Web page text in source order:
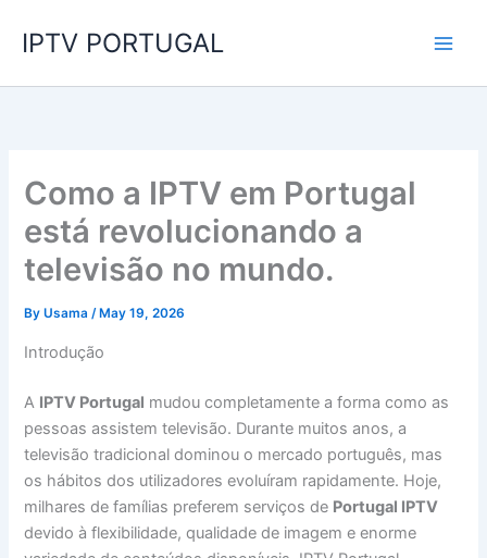
IPTV PORTUGAL
Como a IPTV em Portugal
está revolucionando a
televisão no mundo.
ByUsama/ May 19, 2026
Introdução
A IPTV Portugal mudou completamente a forma como as
pessoas assistem televisão. Durante muitos anos, a
televisão tradicional dominou o mercado português, mas
os hábitos dos utilizadores evoluíram rapidamente. Hoje,
milhares de famílias preferem serviços de Portugal IPTV
devido à flexibilidade, qualidade de imagem e enorme